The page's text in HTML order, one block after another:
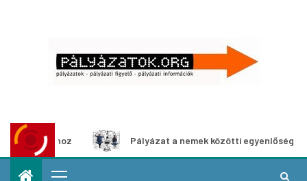
Pályázat a nemek közötti egyenlőség európai